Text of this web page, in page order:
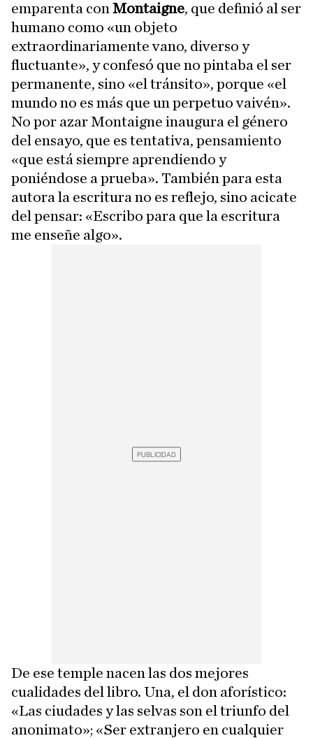
emparenta con Montaigne, que definió al ser
humano como «un objeto
extraordinariamente vano, diverso y
fluctuante», y confesó que no pintaba el ser
permanente, sino «el tránsito», porque «el
mundo no es más que un perpetuo vaivén».
No por azar Montaigne inaugura el género
del ensayo, que es tentativa, pensamiento
«que está siempre aprendiendo y
poniéndose a prueba». También para esta
autora la escritura no es reflejo, sino acicate
del pensar: «Escribo para que la escritura
me enseñe algo».
De ese temple nacen las dos mejores
cualidades del libro. Una, el don aforístico:
«Las ciudades y las selvas son el triunfo del
anonimato»; «Ser extranjero en cualquier